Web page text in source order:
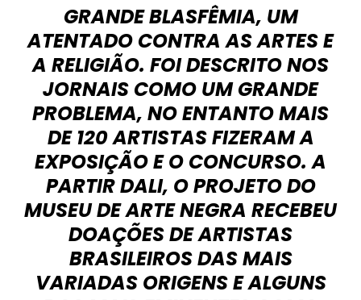
GRANDE BLASFÊMIA, UM
ATENTADO CONTRA AS ARTES E
A RELIGIÃO. FOI DESCRITO NOS
JORNAIS COMO UM GRANDE
PROBLEMA, NO ENTANTO MAIS
DE 120 ARTISTAS FIZERAM A
EXPOSIÇÃO E O CONCURSO. A
PARTIR DALI, O PROJETO DO
MUSEU DE ARTE NEGRA RECEBEU
DOAÇÕES DE ARTISTAS
BRASILEIROS DAS MAIS
VARIADAS ORIGENS E ALGUNS